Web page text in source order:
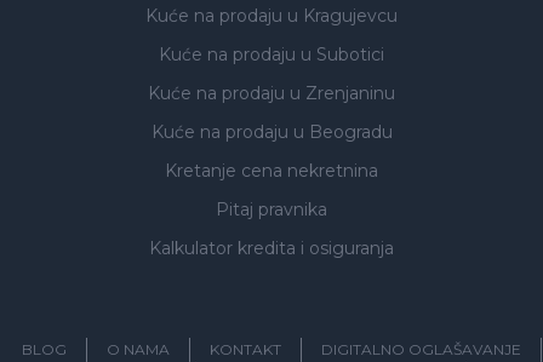
Kuće na prodaju u Kragujevcu
Kuće na prodaju u Subotici
Kuće na prodaju u Zrenjaninu
Kuće na prodaju u Beogradu
Kretanje cena nekretnina
Pitaj pravnika
Kalkulator kredita i osiguranja
BLOG O NAMA KONTAKT
DIGITALNO OGLAŠAVANJE